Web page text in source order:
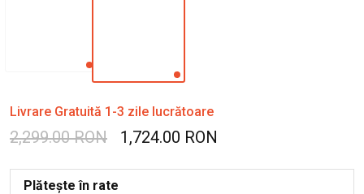
Livrare Gratuită 1-3 zile lucrătoare
2,299.00 RON 1,724.00 RON
Plătește în rate